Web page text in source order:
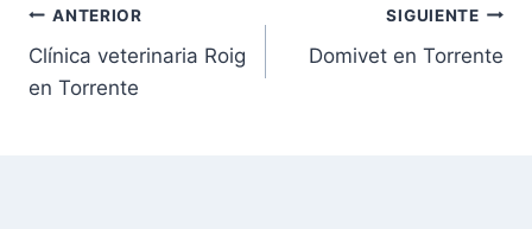
Navegación
de
ANTERIOR
Clínica veterinaria Roig
en Torrente
SIGUIENTE
Domivet en Torrente